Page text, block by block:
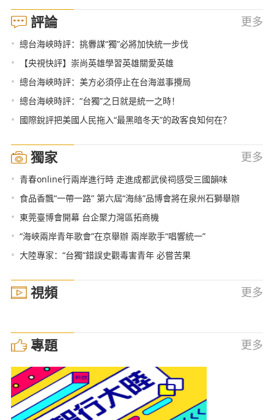
評論 更多
• 總台海峽時評：挑釁謀“獨”必將加快統一步伐
• 【央視快評】崇尚英雄學習英雄關愛英雄
• 總台海峽時評：美方必須停止在台海滋事攪局
• 總台海峽時評：“台獨”之日就是統一之時！
• 國際銳評把美國人民拖入“最黑暗冬天”的政客良知何在？
獨家 更多
• 青春online行兩岸進行時 走進成都武侯祠感受三國韻味
• 食品香飄“一帶一路” 第六屆“海絲”品博會將在泉州石獅舉辦
• 東莞臺博會開幕 台企聚力灣區拓商機
• “海峽兩岸青年歌會”在京舉辦 兩岸歌手“唱響統一”
• 大陸專家：“台獨”錯誤史觀毒害青年 必嘗苦果
視頻 更多
專題 更多